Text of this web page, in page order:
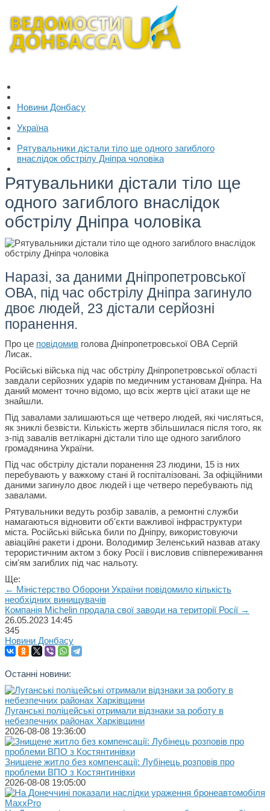
Новини Донбасу
Україна
Рятувальники дістали тіло ще одного загиблого
внаслідок обстрілу Дніпра чоловіка
Рятувальники дістали тіло ще
одного загиблого внаслідок
обстрілу Дніпра чоловіка
Наразі, за даними Дніпропетровської
ОВА, під час обстрілу Дніпра загинуло
двоє людей, 23 дістали серйозні
поранення.
Про це повідомив голова Дніпропетровської ОВА Сергій
Лисак.
Російські війська під час обстрілу Дніпропетровської області
завдали серйозних ударів по медичним установам Дніпра. На
даний момент точно відомо, що всіх жертв цієї атаки ще не
знайшли.
Під завалами залишаються ще четверо людей, які числяться,
як зниклі безвісти. Кількість жертв збільшилася після того, як
з-під завалів ветлікарні дістали тіло ще одного загиблого
громадянина України.
Під час обстрілу дістали поранення 23 людини, 15 із них
перебувають у важкому стані й госпіталізовані. За офіційними
даними загинуло двоє людей і ще четверо перебувають під
завалами.
Рятувальники ведуть розбір завалів, а ремонтні служби
намагаються відновити об'єкти важливої інфраструктури
міста. Російські війська били по Дніпру, використовуючи
авіаційні ракети і дрони. Володимир Зеленський назвав атаку
терористичним актом з боку Росії і висловив співпереживання
сім'ям загиблих під час нальоту.
Ще:
← Міністерство Оборони України повідомило кількість
необхідних винищувачів
Компанія Michelin продала свої заводи на території Росії →
26.05.2023 14:45
345
Новини Донбасу
Останні новини:
Луганські поліцейські отримали відзнаки за роботу в
небезпечних районах Харківщини
2026-08-08 19:36:00
Знищене житло без компенсації: Лубінець розповів про
проблеми ВПО з Костянтинівки
2026-08-08 19:05:00